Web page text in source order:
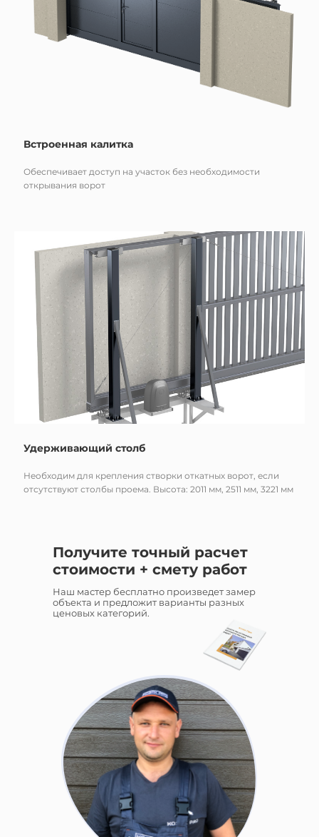
Встроенная калитка
Обеспечивает доступ на участок без необходимости
открывания ворот
Удерживающий столб
Необходим для крепления створки откатных ворот, если
отсутствуют столбы проема. Высота: 2011 мм, 2511 мм, 3221 мм
Получите точный расчет
стоимости + смету работ
Наш мастер бесплатно произведет замер
объекта и предложит варианты разных
ценовых категорий.